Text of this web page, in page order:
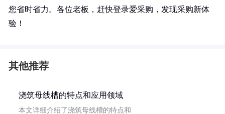
您省时省力。各位老板，赶快登录爱采购，发现采购新体
验！
其他推荐
浇筑母线槽的特点和应用领域
本文详细介绍了浇筑母线槽的特点和